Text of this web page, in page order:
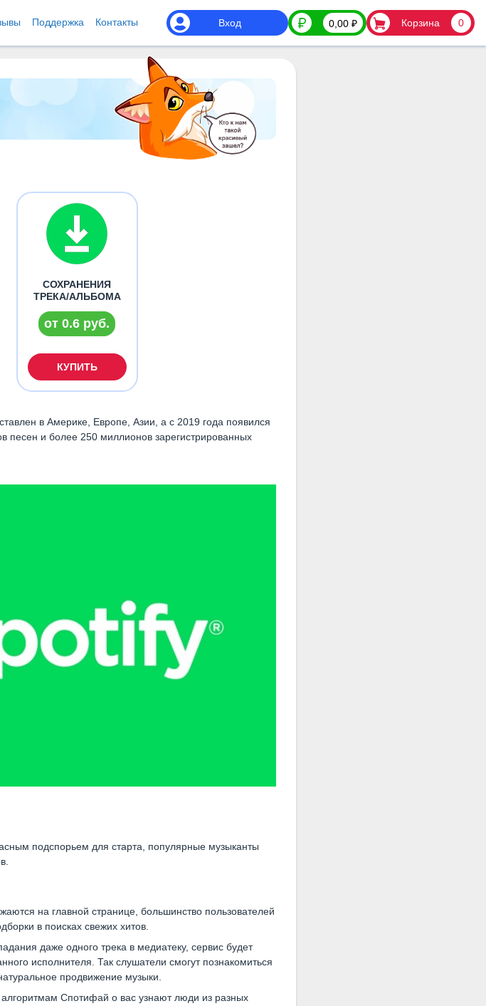
Поддержка Контакты Вход 0,00 ₽ Корзина 0
СОХРАНЕНИЯ
ТРЕКА/АЛЬБОМА
от 0.6 руб.
КУПИТЬ
в Америке, Европе, Азии, а с 2019 года появился
песен и более 250 миллионов зарегистрированных
подспорьем для старта, популярные музыканты
на главной странице, большинство пользователей
в поисках свежих хитов.
даже одного трека в медиатеку, сервис будет
исполнителя. Так слушатели смогут познакомиться
продвижение музыки.
Спотифай о вас узнают люди из разных